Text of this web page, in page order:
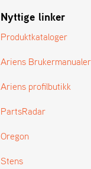
Nyttige linker
Produktkataloger
Ariens Brukermanualer
Ariens profilbutikk
PartsRadar
Oregon
Stens